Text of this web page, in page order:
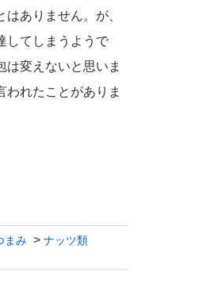
ありません。が、
してしまうようで
は変えないと思いま
われたことがありま
ます。
食塩・添加物不
まみ
ナッツ類